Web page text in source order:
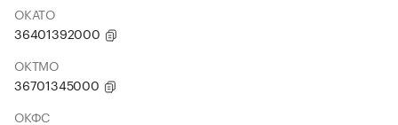
ОКАТО
36401392000
ОКТМО
36701345000
ОКФС